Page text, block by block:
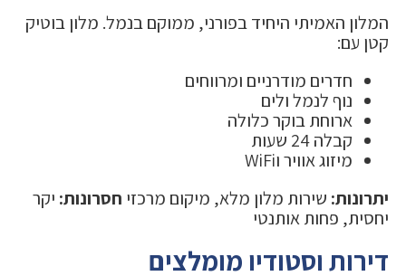
המלון האמיתי היחיד בפורני, ממוקם בנמל. מלון בוטיק
קטן עם:
חדרים מודרניים ומרווחים
נוף לנמל ולים
ארוחת בוקר כלולה
קבלה 24 שעות
מיזוג אוויר וWiFi
יתרונות: שירות מלון מלא, מיקום מרכזי חסרונות: יקר
יחסית, פחות אותנטי
דירות וסטודיו מומלצים